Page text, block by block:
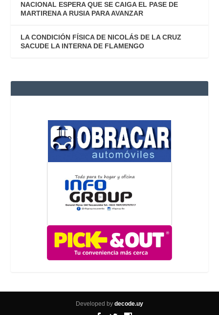
NACIONAL ESPERA QUE SE CAIGA EL PASE DE
MARTIRENA A RUSIA PARA AVANZAR
LA CONDICIÓN FÍSICA DE NICOLÁS DE LA CRUZ
SACUDE LA INTERNA DE FLAMENGO
Developed by decode.uy